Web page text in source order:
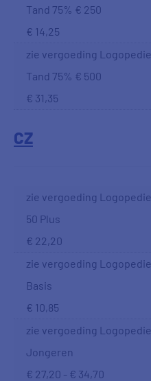
Tand 75% € 250
€ 14,25
zie vergoeding Logopedie
Tand 75% € 500
€ 31,35
CZ
zie vergoeding Logopedie
50 Plus
€ 22,20
zie vergoeding Logopedie
Basis
€ 10,85
zie vergoeding Logopedie
Jongeren
€ 27,20 - € 34,70